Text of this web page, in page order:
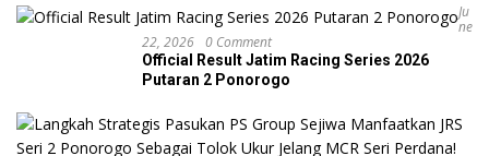
Ju
Ne
22, 2026 0 Comment
Official Result Jatim Racing Series 2026
Putaran 2 Ponorogo